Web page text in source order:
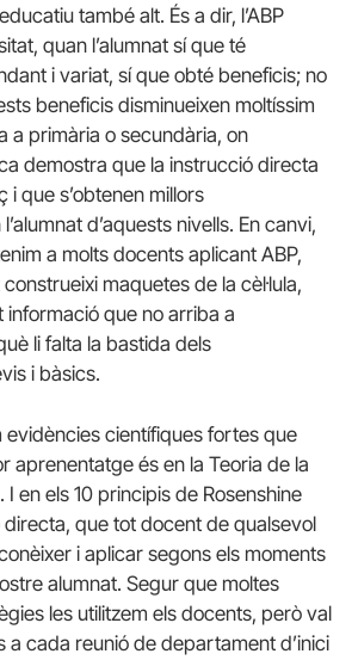
també alt. És a dir, l’ABP
quan l’alumnat sí que té
i variat, sí que obté beneficis; no
beneficis disminueixen moltíssim
a primària o secundària, on
demostra que la instrucció directa
i que s’obtenen millors
d’aquests nivells. En canvi,
a molts docents aplicant ABP,
maquetes de la cèl·lula,
informació que no arriba a
li falta la bastida dels
i bàsics.
evidències científiques fortes que
aprenentatge és en la Teoria de la
en els 10 principis de Rosenshine
que tot docent de qualsevol
i aplicar segons els moments
alumnat. Segur que moltes
les utilitzem els docents, però val
a cada reunió de departament d’inici